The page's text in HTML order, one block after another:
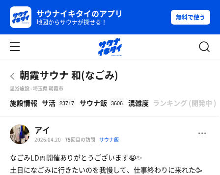
サウナイキタイのアプリ
地図からサウナが探せる！
無料で使う
朝霞サウナ 和(なごみ)
温浴施設 - 埼玉県 朝霞市
施設情報 サ活 23717 サウナ飯 3606 混雑度 ランキング (開発中 )
アイ
2026.04.20 75回目の訪問 サウナ飯
なごみLD🎀開催ありがとうございます😭✨
土日になごみに行きたいのを我慢して、仕事終わりに来れた🥳